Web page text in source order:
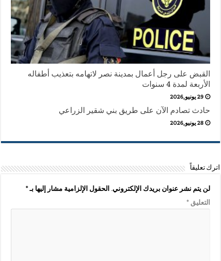
القبض على رجل أعمال بمدينة نصر لاتهامه بتعذيب أطفاله
الأربعة لمدة 4 سنوات
29 يونيو,2026
حادث تصادم الآن على طريق بني شقير الزراعي
28 يونيو,2026
اترك تعليقاً
لن يتم نشر عنوان بريدك الإلكتروني. الحقول الإلزامية مشار إليها بـ*
التعليق*